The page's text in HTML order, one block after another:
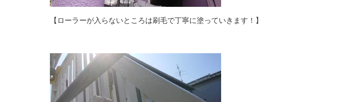
【ローラーが入らないところは刷毛で丁寧に塗っていきます！】